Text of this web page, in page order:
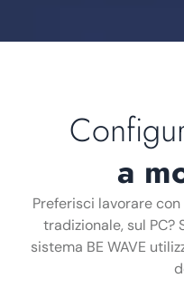
a
Preferisci lavorare
tradizionale, sul PC?
sistema BE WAVE